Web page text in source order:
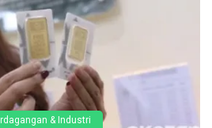
& Industri